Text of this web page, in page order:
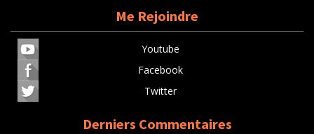
Me Rejoindre
Youtube
Facebook
Twitter
Derniers Commentaires